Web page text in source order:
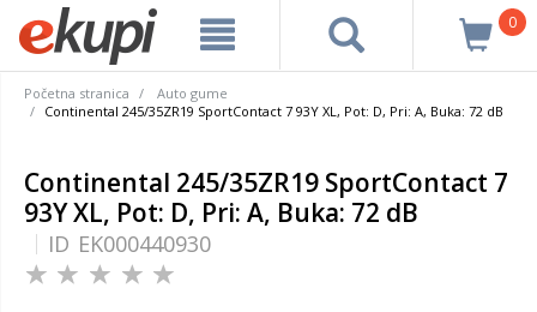
0
Početna stranica
Auto gume
Continental 245/35ZR19 SportContact 7 93Y XL, Pot: D, Pri: A, Buka: 72 dB
Continental 245/35ZR19 SportContact 7
93Y XL, Pot: D, Pri: A, Buka: 72 dB
ID EK000440930